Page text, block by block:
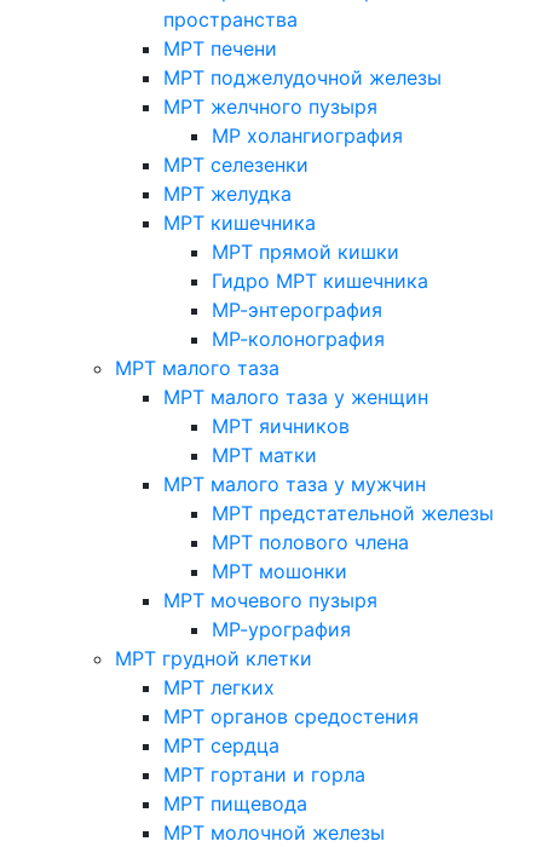
пространства
МРТ печени
МРТ поджелудочной железы
МРТ желчного пузыря
МР холангиография
МРТ селезенки
МРТ желудка
МРТ кишечника
МРТ прямой кишки
Гидро МРТ кишечника
МР-энтерография
МР-колонография
МРТ малого таза
МРТ малого таза у женщин
МРТ яичников
МРТ матки
МРТ малого таза у мужчин
МРТ предстательной железы
МРТ полового члена
МРТ мошонки
МРТ мочевого пузыря
МР-урография
МРТ грудной клетки
МРТ легких
МРТ органов средостения
МРТ сердца
МРТ гортани и горла
МРТ пищевода
МРТ молочной железы